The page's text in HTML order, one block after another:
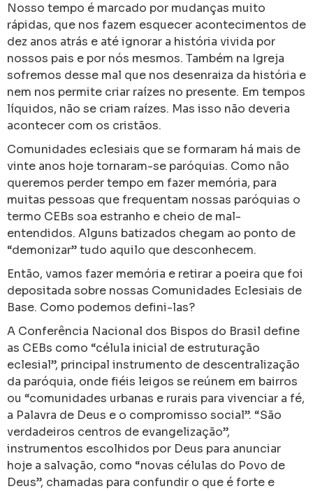
Nosso tempo é marcado por mudanças muito
rápidas, que nos fazem esquecer acontecimentos de
dez anos atrás e até ignorar a história vivida por
nossos pais e por nós mesmos. Também na Igreja
sofremos desse mal que nos desenraiza da história e
nem nos permite criar raízes no presente. Em tempos
líquidos, não se criam raízes. Mas isso não deveria
acontecer com os cristãos.
Comunidades eclesiais que se formaram há mais de
vinte anos hoje tornaram-se paróquias. Como não
queremos perder tempo em fazer memória, para
muitas pessoas que frequentam nossas paróquias o
termo CEBs soa estranho e cheio de mal-
entendidos. Alguns batizados chegam ao ponto de
“demonizar” tudo aquilo que desconhecem.
Então, vamos fazer memória e retirar a poeira que foi
depositada sobre nossas Comunidades Eclesiais de
Base. Como podemos defini-las?
A Conferência Nacional dos Bispos do Brasil define
as CEBs como “célula inicial de estruturação
eclesial”, principal instrumento de descentralização
da paróquia, onde fiéis leigos se reúnem em bairros
ou “comunidades urbanas e rurais para vivenciar a fé,
a Palavra de Deus e o compromisso social”. “São
verdadeiros centros de evangelização”,
instrumentos escolhidos por Deus para anunciar
hoje a salvação, como “novas células do Povo de
Deus”, chamadas para confundir o que é forte e